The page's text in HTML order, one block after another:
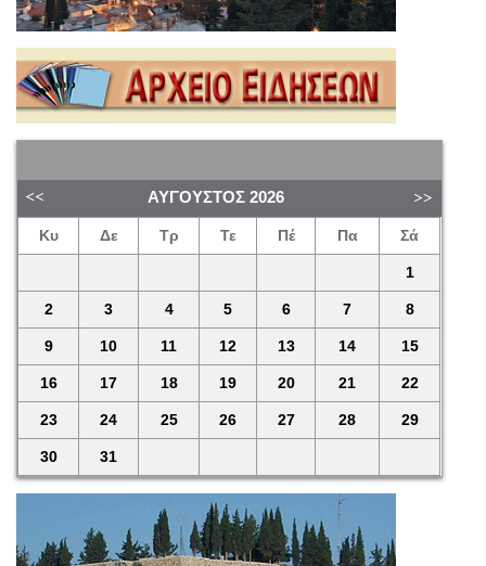
ΑΎΓΟΥΣΤΟΣ 2026
Κυ Δε Τρ Τε Πέ Πα Σά
1
2 3 4 5 6 7 8
9 10 11 12 13 14 15
16 17 18 19 20 21 22
23 24 25 26 27 28 29
30 31